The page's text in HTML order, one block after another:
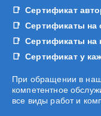
Сертификат
Сертификаты на
Сертификаты на
Сертификат у
При обращении в наш
компетентное
все виды работ и